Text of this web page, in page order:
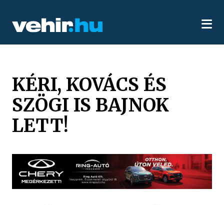
KÉRI, KOVÁCS ÉS
SZÖGI IS BAJNOK
LETT!